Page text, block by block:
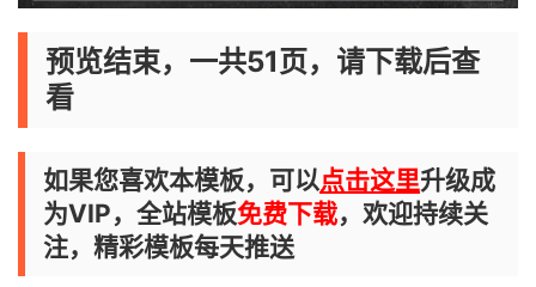
预览结束，一共51页，请下载后查
看
如果您喜欢本模板，可以点击这里升级成
为VIP，全站模板免费下载，欢迎持续关
注，精彩模板每天推送